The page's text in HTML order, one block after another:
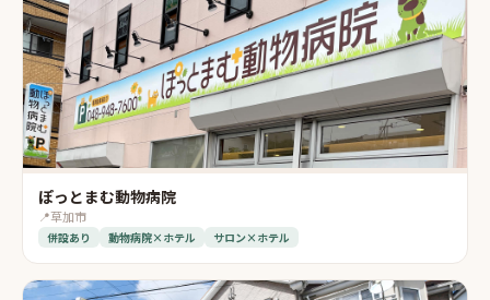
ぽっとまむ動物病院
📍草加市
併設あり 動物病院×ホテル サロン×ホテル